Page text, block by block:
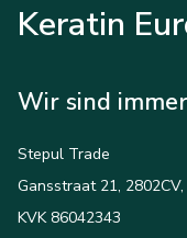
Keratin
Wir sind
Stepul Trade
Gansstraat 21,
KVK 86042343